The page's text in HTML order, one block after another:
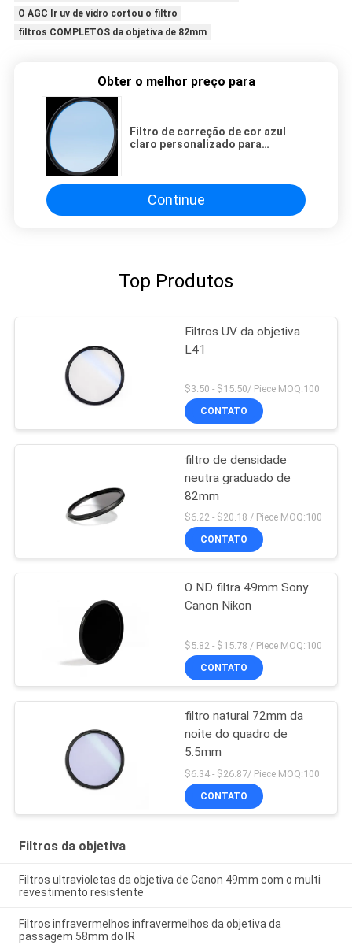
O AGC Ir uv de vidro cortou o filtro
filtros COMPLETOS da objetiva de 82mm
Obter o melhor preço para
Filtro de correção de cor azul
claro personalizado para
por atacado
Continue
Top Produtos
Filtros UV da objetiva
L41
$3.50 - $15.50/ Piece MOQ:100
CONTATO
filtro de densidade
neutra graduado de
82mm
$6.22 - $20.18 / Piece MOQ:100
CONTATO
O ND filtra 49mm Sony
Canon Nikon
$5.82 - $15.78 / Piece MOQ:100
CONTATO
filtro natural 72mm da
noite do quadro de
5.5mm
$6.34 - $26.87/ Piece MOQ:100
CONTATO
Filtros da objetiva
Filtros ultravioletas da objetiva de Canon 49mm com o multi
revestimento resistente
Filtros infravermelhos infravermelhos da objetiva da
passagem 58mm do IR